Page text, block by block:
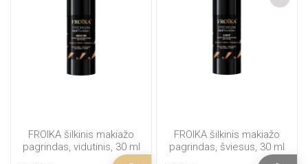
FROIKA šilkinis makiažo
pagrindas, vidutinis, 30 ml
FROIKA šilkinis makiažo
pagrindas, šviesus, 30 ml